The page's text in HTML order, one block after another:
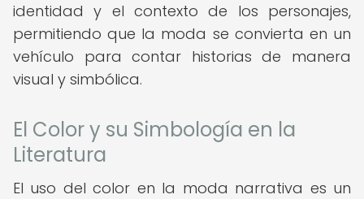
identidad y el contexto de los personajes,
permitiendo que la moda se convierta en un
vehículo para contar historias de manera
visual y simbólica.
El Color y su Simbología en la
Literatura
El uso del color en la moda narrativa es un